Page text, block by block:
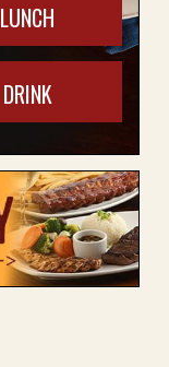
LUNCH
DRINK